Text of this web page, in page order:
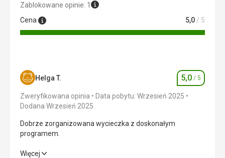
Zablokowane opinie: 1
Cena
5,0 / 5
Helga T. Ocena
5,0 / 5
Zweryfikowana opinia
Data pobytu: Wrzesień 2025
Dodana Wrzesień 2025
Dobrze zorganizowana wycieczka z doskonałym
programem.
Dobrze zorganizowana wycieczka z doskonałym
Więcej